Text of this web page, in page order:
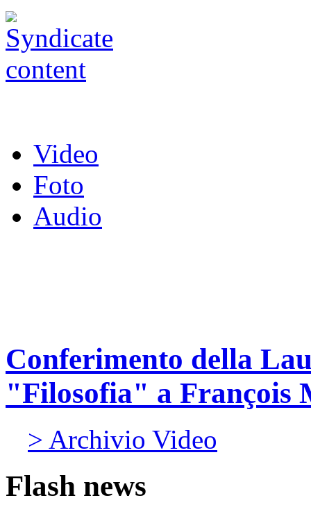
Video
Foto
Audio
Conferimento della
"Filosofia" a François
> Archivio Video
Flash news